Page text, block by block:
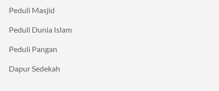
Peduli Masjid
Peduli Dunia Islam
Peduli Pangan
Dapur Sedekah